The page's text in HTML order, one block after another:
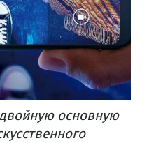
основную